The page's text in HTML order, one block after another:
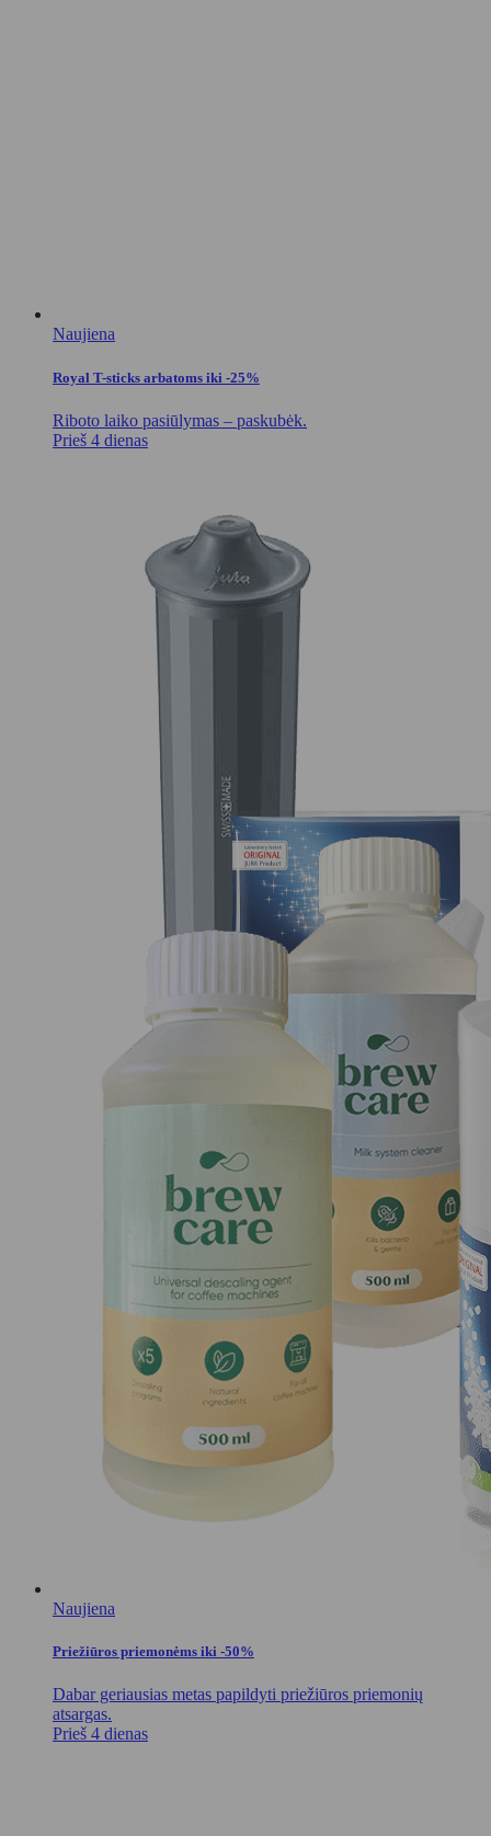
Naujiena
Royal T-sticks arbatoms iki -25%
Riboto laiko pasiūlymas – paskubėk.
Prieš 4 dienas
Naujiena
Priežiūros priemonėms iki -50%
Dabar geriausias metas papildyti priežiūros priemonių
atsargas.
Prieš 4 dienas